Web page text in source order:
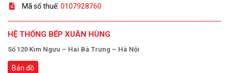
Mã số thuế: 0107928760
HỆ THỐNG BẾP XUÂN HÙNG
Số 120 Kim Ngưu – Hai Bà Trưng – Hà Nội
Bản đồ